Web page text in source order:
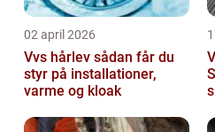
02 april 2026
Vvs hårlev sådan får du
styr på installationer,
varme og kloak